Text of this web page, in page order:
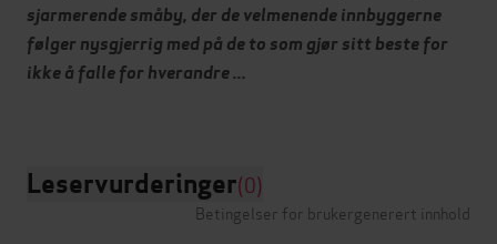
sjarmerende småby, der de velmenende innbyggerne
følger nysgjerrig med på de to som gjør sitt beste for
ikke å falle for hverandre ...
Leservurderinger(0)
Betingelser for brukergenerert innhold